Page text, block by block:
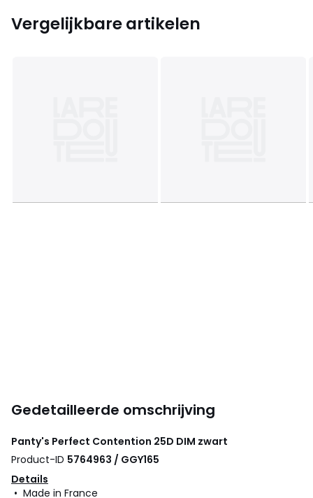
Vergelijkbare artikelen
Gedetailleerde omschrijving
Panty's Perfect Contention 25D DIM zwart
Product-ID 5764963 / GGY165
Details
• Made in France